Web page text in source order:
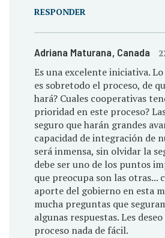
RESPONDER
Adriana Maturana, Canada
Es una excelente iniciativa.
es sobretodo el proceso, de
hará? Cuales cooperativas
prioridad en este proceso?
seguro que harán grandes
capacidad de integración de
será inmensa, sin olvidar la
debe ser uno de los puntos
que preocupa son las otras...
aporte del gobierno en esta
mucha preguntas que
algunas respuestas. Les
proceso nada de fácil.